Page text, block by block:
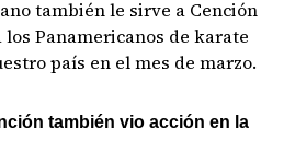
también le sirve a Cención
Panamericanos de karate
país en el mes de marzo.
también vio acción en la